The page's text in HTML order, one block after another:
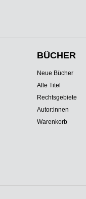
BÜCHER
Neue Bücher
Alle Titel
Rechtsgebiete
Autor:innen
Warenkorb